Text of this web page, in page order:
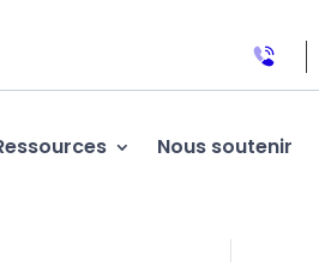
Nous soutenir